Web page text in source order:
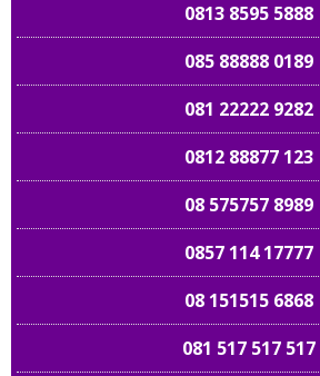
0813 8595 5888
085 88888 0189
081 22222 9282
0812 88877 123
08 575757 8989
0857 114 17777
08 151515 6868
081 517 517 517